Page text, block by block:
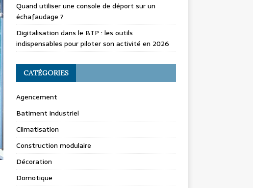
Quand utiliser une console de déport sur un
échafaudage ?
Digitalisation dans le BTP : les outils
indispensables pour piloter son activité en 2026
CATÉGORIES
Agencement
Batiment industriel
Climatisation
Construction modulaire
Décoration
Domotique